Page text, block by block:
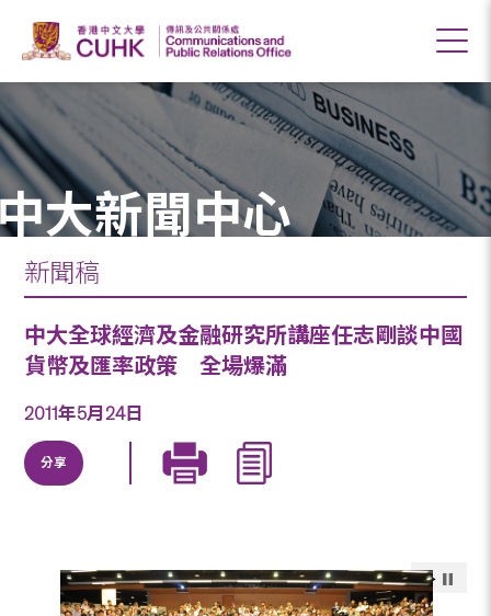
大新聞中心
新聞稿
中大全球經濟及金融研究所講座任志剛談中國
貨幣及匯率政策 全場爆滿
2011年5月24日
分享